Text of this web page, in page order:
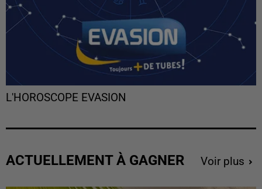
L'HOROSCOPE EVASION
ACTUELLEMENT À GAGNER Voir plus